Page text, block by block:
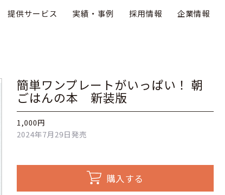
提供サービス 実績・事例 採用情報 企業情報
簡単ワンプレートがいっぱい！ 朝
ごはんの本 新装版
1,000円
2024年7月29日発売
購入する